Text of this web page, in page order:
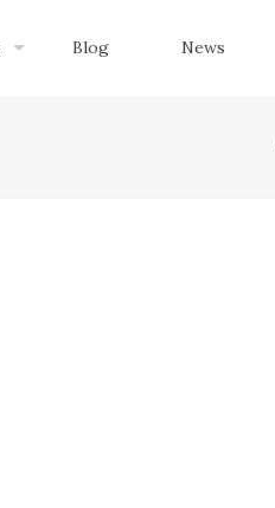
Blog News